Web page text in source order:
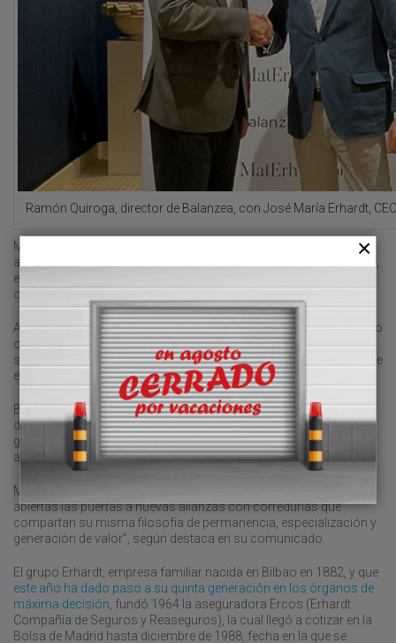
Ramón Quiroga, director de Balanzea, con José María Erhardt,
MatErh, que tiene una gran vinculación con la gestión del riesgo y
aseguramiento marítimo de la mano del centenario grupo Erhardt,
encuadra la compra de Balanzea dentro de su modelo de
crecimiento y especialización sectorial.
Así, el plan estratégico 2025-2028 de MatErh combina el desarrollo
orgánico con una política activa de adquisiciones selectivas en
segmentos estratégicos con el objetivo de alcanzar 80 millones de
euros en primas gestionadas al final de este trienio.
Balanzea, con sede en Vigo, está especializada como correduría
de seguros en los sectores como la construcción, caución,
gestión de flotas de vehículos, industria alimentaria y
administración pública.
MatErh, que tiene como CEO a José María Erhardt, “mantiene
abiertas las puertas a nuevas alianzas con corredurías que
compartan su misma filosofía de permanencia, especialización y
generación de valor”, según destaca en su comunicado.
El grupo Erhardt, empresa familiar nacida en Bilbao en 1882, y que
este año ha dado paso a su quinta generación en los órganos de
máxima decisión , fundó 1964 la aseguradora Ercos (Erhardt
Compañía de Seguros y Reaseguros), la cual llegó a cotizar en la
Bolsa de Madrid hasta diciembre de 1988, fecha en la que se